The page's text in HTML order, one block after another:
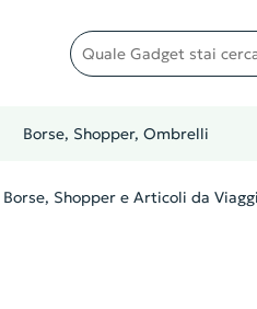
Quale gadget stai cercando?
Borse, Shopper, Ombrelli
Borse, Shopper e Articoli da